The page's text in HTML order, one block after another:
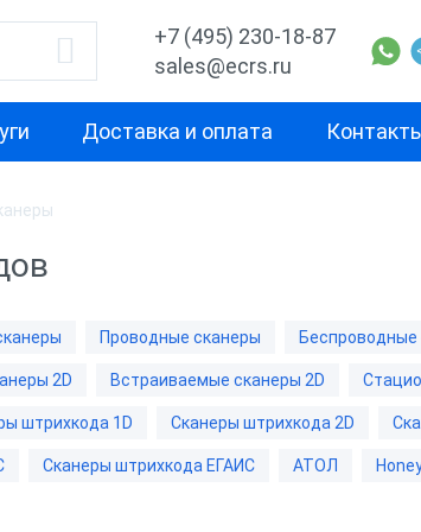
+7 (495) 230-18-87
sales@ecrs.ru
Доставка и оплата
1D
Проводные сканеры
Проводные
Беспроводные
Проводные сканеры Беспроводные
2D Встраиваемые сканеры 2D
штрихкода 1D Сканеры штрихкода 2D
Сканеры штрихкода ЕГАИС АТОЛ